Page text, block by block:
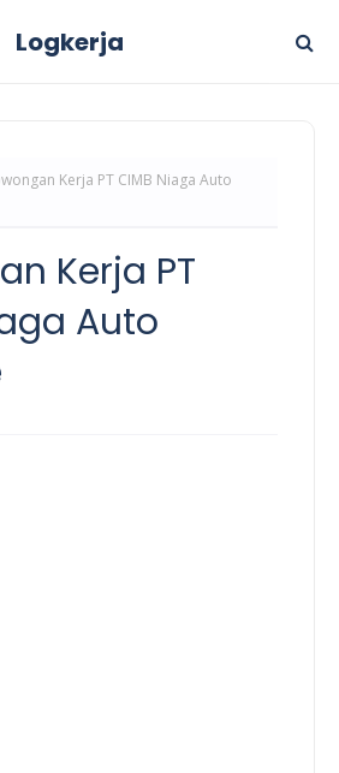
Logkerja
Kerja PT CIMB Niaga Auto
Kerja PT
Auto